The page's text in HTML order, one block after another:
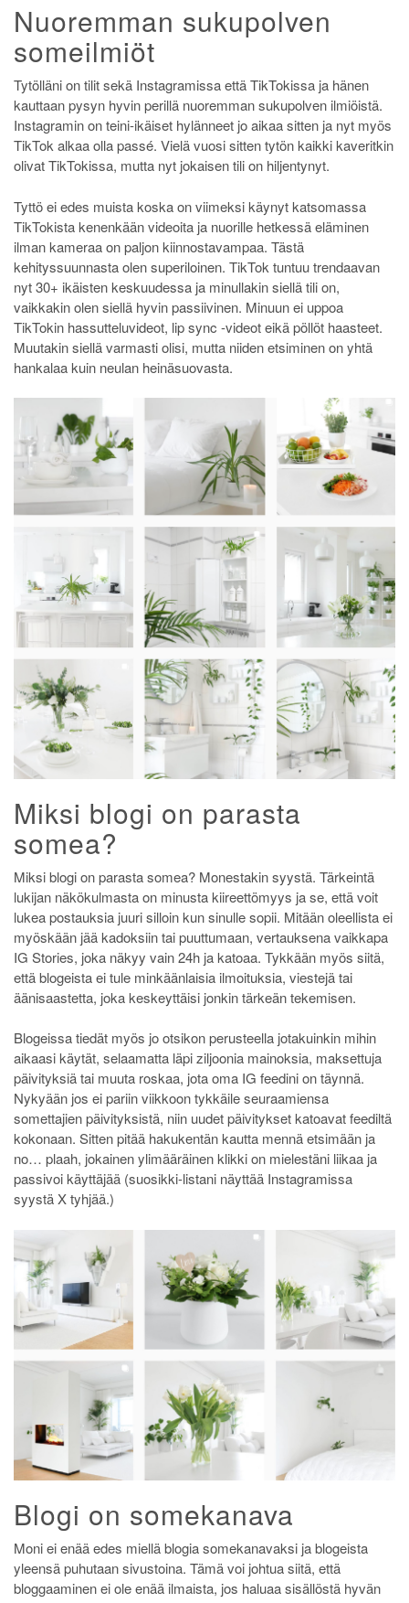
Nuoremman sukupolven
someilmiöt
Tytölläni on tilit sekä Instagramissa että TikTokissa ja hänen
kauttaan pysyn hyvin perillä nuoremman sukupolven ilmiöistä.
Instagramin on teini-ikäiset hylänneet jo aikaa sitten ja nyt myös
TikTok alkaa olla passé. Vielä vuosi sitten tytön kaikki kaveritkin
olivat TikTokissa, mutta nyt jokaisen tili on hiljentynyt.
Tyttö ei edes muista koska on viimeksi käynyt katsomassa
TikTokista kenenkään videoita ja nuorille hetkessä eläminen
ilman kameraa on paljon kiinnostavampaa. Tästä
kehityssuunnasta olen superiloinen. TikTok tuntuu trendaavan
nyt 30+ ikäisten keskuudessa ja minullakin siellä tili on,
vaikkakin olen siellä hyvin passiivinen. Minuun ei uppoa
TikTokin hassutteluvideot, lip sync -videot eikä pöllöt haasteet.
Muutakin siellä varmasti olisi, mutta niiden etsiminen on yhtä
hankalaa kuin neulan heinäsuovasta.
Miksi blogi on parasta
somea?
Miksi blogi on parasta somea? Monestakin syystä. Tärkeintä
lukijan näkökulmasta on minusta kiireettömyys ja se, että voit
lukea postauksia juuri silloin kun sinulle sopii. Mitään oleellista ei
myöskään jää kadoksiin tai puuttumaan, vertauksena vaikkapa
IG Stories, joka näkyy vain 24h ja katoaa. Tykkään myös siitä,
että blogeista ei tule minkäänlaisia ilmoituksia, viestejä tai
äänisaastetta, joka keskeyttäisi jonkin tärkeän tekemisen.
Blogeissa tiedät myös jo otsikon perusteella jotakuinkin mihin
aikaasi käytät, selaamatta läpi ziljoonia mainoksia, maksettuja
päivityksiä tai muuta roskaa, jota oma IG feedini on täynnä.
Nykyään jos ei pariin viikkoon tykkäile seuraamiensa
somettajien päivityksistä, niin uudet päivitykset katoavat feediltä
kokonaan. Sitten pitää hakukentän kautta mennä etsimään ja
no… plaah, jokainen ylimääräinen klikki on mielestäni liikaa ja
passivoi käyttäjää (suosikki-listani näyttää Instagramissa
syystä X tyhjää.)
Blogi on somekanava
Moni ei enää edes miellä blogia somekanavaksi ja blogeista
yleensä puhutaan sivustoina. Tämä voi johtua siitä, että
bloggaaminen ei ole enää ilmaista, jos haluaa sisällöstä hyvän